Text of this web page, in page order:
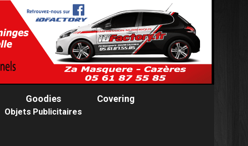
Goodies
Objets Publicitaires
Covering